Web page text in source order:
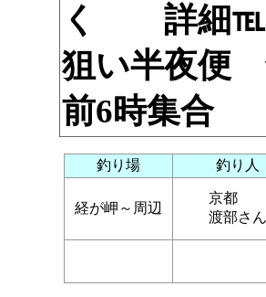
く 詳細
狙い半夜
前6時集合
釣り場 釣り人
経が岬～周辺
京都
渡部さん